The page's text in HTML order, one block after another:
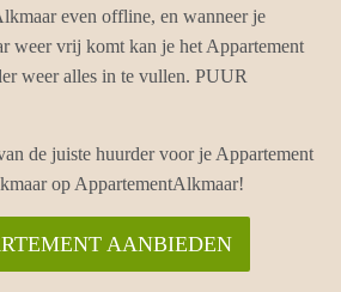
even offline, en wanneer je
weer vrij komt kan je het Appartement
weer alles in te vullen. PUUR
de juiste huurder voor je Appartement
op AppartementAlkmaar!
AANBIEDEN